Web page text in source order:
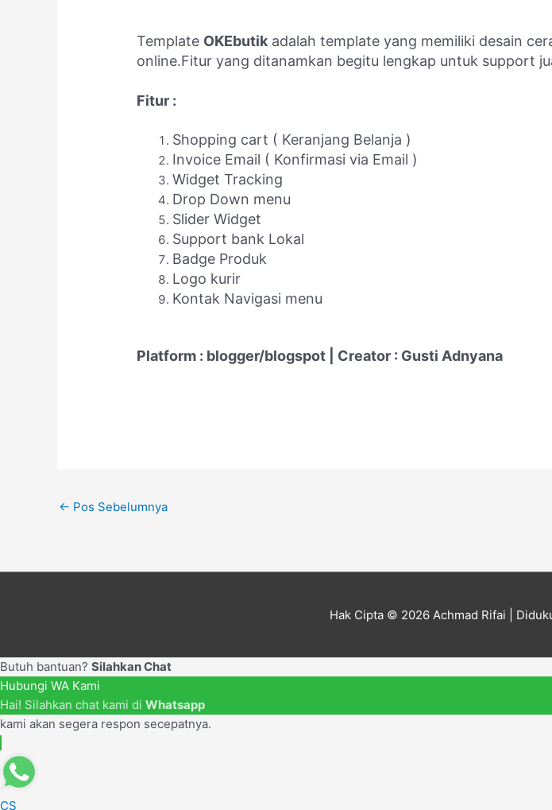
Template OKEbutik adalah template yang memiliki desain
online.Fitur yang ditanamkan begitu lengkap untuk support
Fitur :
Shopping cart ( Keranjang Belanja )
Invoice Email ( Konfirmasi via Email )
Widget Tracking
Drop Down menu
Slider Widget
Support bank Lokal
Badge Produk
Logo kurir
Kontak Navigasi menu
Platform : blogger/blogspot | Creator : Gusti Adnyana
← Pos Sebelumnya
Hak Cipta © 2026 Achmad Rifai |
Butuh bantuan? Silahkan Chat
Hubungi WA Kami
Hai! Silahkan chat kami di Whatsapp
kami akan segera respon secepatnya.
CS